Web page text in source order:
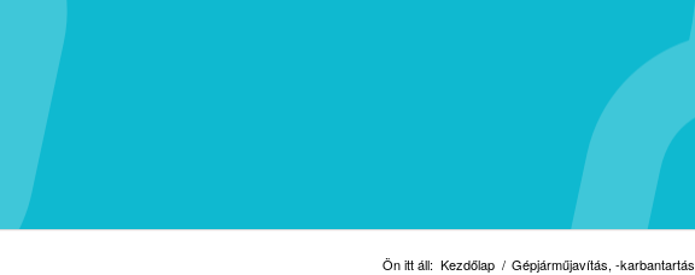
Ön itt áll: Kezdőlap / Gépjárműjavítás, -karbantartás